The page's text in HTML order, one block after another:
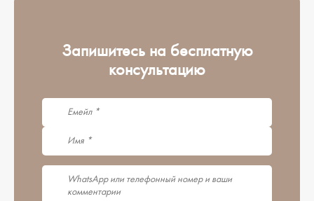
Запишитесь на бесплатную
консультацию